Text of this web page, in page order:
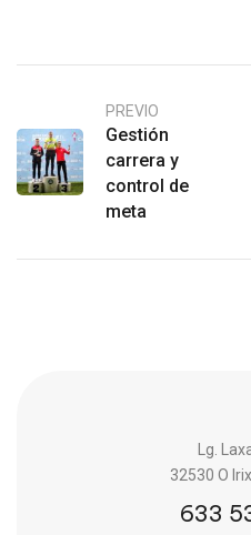
PREVIO
Gestión
carrera y
control de
meta
Lg.
32530 O
633